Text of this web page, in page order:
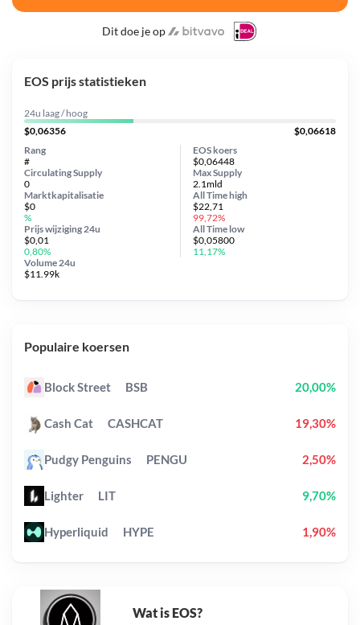
Dit doe je op
Wat is EOS?
EOS prijs statistieken
24u laag / hoog
$0,06356
$0,06618
EOS koers
$0,06448
Circulating Supply
0
Prijs wijziging 24u
$0,01
0,80%
Max Supply
2.1mld
Marktkapitalisatie
$0
%
Volume 24u
$11.99k
Rang
#
All Timehigh
$22,71
99,72%
All Time low
$0,05800
11,17%
Populaire koersen
Block Street BSB 20,00%
Cash Cat CASHCAT 19,30%
Pudgy Penguins PENGU 2,50%
Lighter LIT 9,70%
Hyperliquid HYPE 1,90%